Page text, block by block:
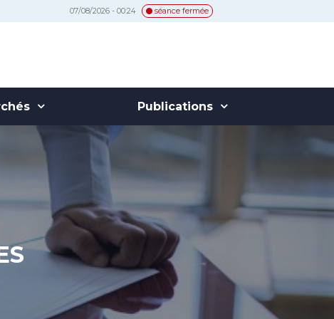
07/08/2026 - 00:24 séance fermée
Publications